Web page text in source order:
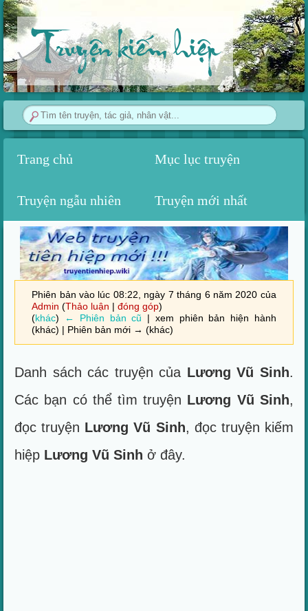
Truyện kiếm hiệp
Trang chủ Mục lục truyện
Truyện ngẫu nhiên Truyện mới nhất
Phiên bản vào lúc 08:22, ngày 7 tháng 6 năm 2020 của
Admin (Thảo luận |đóng góp)
(khác) ← Phiên bản cũ | xem phiên bản hiện hành
(khác) | Phiên bản mới → (khác)
Danh sách các truyện của Lương Vũ Sinh.
Các bạn có thể tìm truyện Lương Vũ Sinh,
đọc truyện Lương Vũ Sinh, đọc truyện kiếm
hiệp Lương Vũ Sinh ở đây.